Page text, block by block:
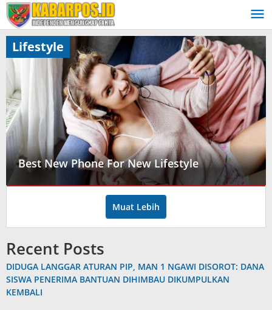
Lewati
ke
konten
Best New Phone For New Lifestyle
oleh
Lifestyle
Muat Lebih
Recent Posts
DIDUGA LANGGAR ATURAN PIP, MAN 1 NGAWI DISOROT: DANA
SISWA PENERIMA BANTUAN DIHIMBAU DIKUMPULKAN
KEMBALI